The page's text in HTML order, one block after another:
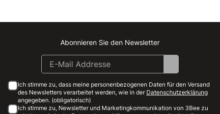
Instagram
Facebook
Linkedin
Youtube
Abonnieren Sie den Newsletter
Ich stimme zu, dass meine personenbezogenen Daten für den Versand
des Newsletters verarbeitet werden, wie in der Datenschutzerklärung
angegeben. (obligatorisch)
Ich stimme zu, Newsletter und Marketingkommunikation von 3Bee zu